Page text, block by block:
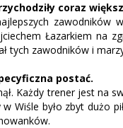
coraz
Łazarkiem na
tych zawodników i
postać.
Każdy trener jest na
Wiśle było zbyt dużo